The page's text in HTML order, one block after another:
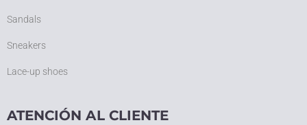
Sandals
Sneakers
Lace-up shoes
ATENCIÓN AL CLIENTE